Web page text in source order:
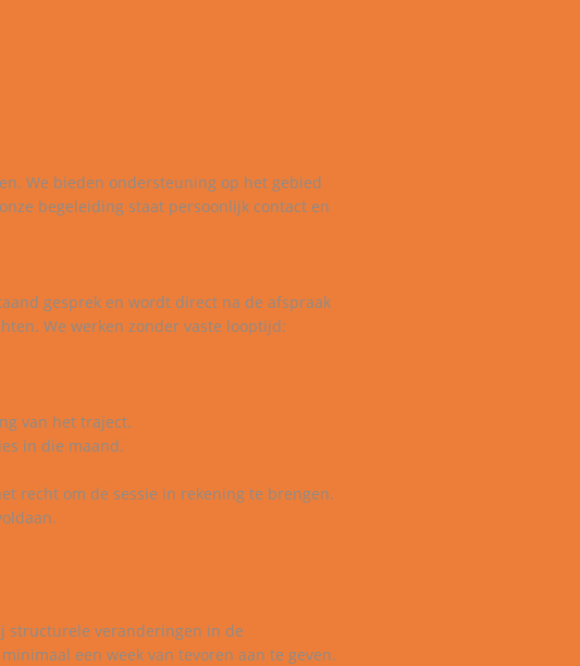
We bieden ondersteuning op het gebied
begeleiding staat persoonlijk contact en
gesprek en wordt direct na de afspraak
We werken zonder vaste looptijd:
van het traject.
in die maand.
recht om de sessie in rekening te brengen.
structurele veranderingen in de
een week van tevoren aan te geven.